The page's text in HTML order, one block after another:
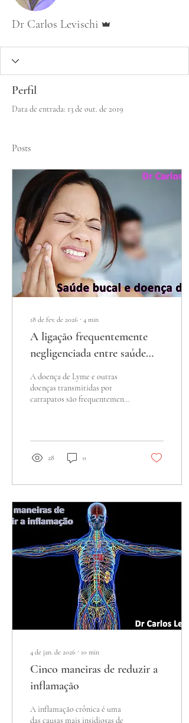
Dr Carlos Levischi
Perfil
Data de entrada: 13 de out. de 2019
Posts
18 de fev. de 2026 ∙ 4 min
A ligação frequentemente
negligenciada entre saúde
bucal e doença de Lyme
A doença de Lyme e outras
doenças transmitidas por
carrapatos são frequentemente
área crítica é frequentemente
negligenciada: a boca. A
mensagem central é clara: a
perspectiva sistêmica, a boca
desempenha um papel ativo na
regulação imunológica,
inflamação e sinalização
sistêmica. Em alguns pacientes
com doenças transmitidas por
carrapatos, a inflamação bucal
28 0
4 de jan. de 2026 ∙ 10 min
Cinco maneiras de reduzir a
inflamação
A inflamação crônica é uma
das causas mais insidiosas de